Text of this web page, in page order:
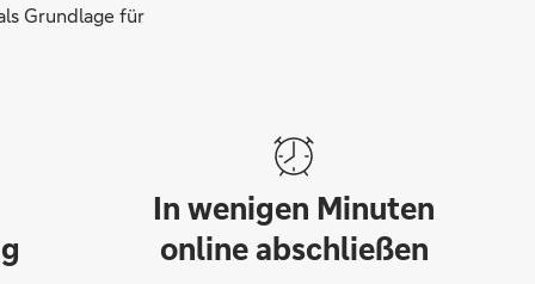
Grundlage für
In wenigen Minuten
online abschließen